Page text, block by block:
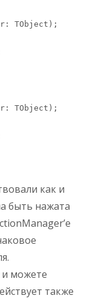
TObject);
TObject);
как и
быть нажата
и можете
также